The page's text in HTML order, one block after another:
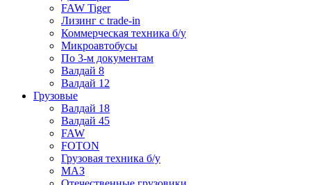
FAW Tiger
Лизинг с trade-in
Коммерческая техника б/у
Микроавтобусы
По 3-м документам
Валдай 8
Валдай 12
Грузовые
Валдай 18
Валдай 45
FAW
FOTON
Грузовая техника б/у
МАЗ